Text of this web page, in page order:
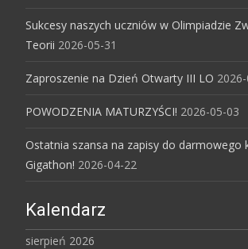
Sukcesy naszych uczniów w Olimpiadzie
Teorii 2026-05-31
Zaproszenie na Dzień Otwarty III LO
POWODZENIA MATURZYŚCI! 2026-05-03
Ostatnia szansa na zapisy do darmowego
Gigathon! 2026-04-22
Kalendarz
sierpień 2026